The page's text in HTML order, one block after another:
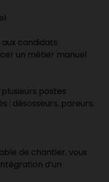
candidats
un métier manuel
postes
: désosseurs, pareurs,
de chantier, vous
d’un